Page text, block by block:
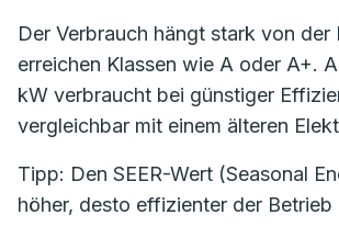
Der Verbrauch hängt stark von
erreichen Klassen wie A oder A+.
kW verbraucht bei günstiger
vergleichbar mit einem älteren
Tipp: Den SEER-Wert (Seasonal
höher, desto effizienter der Betrieb